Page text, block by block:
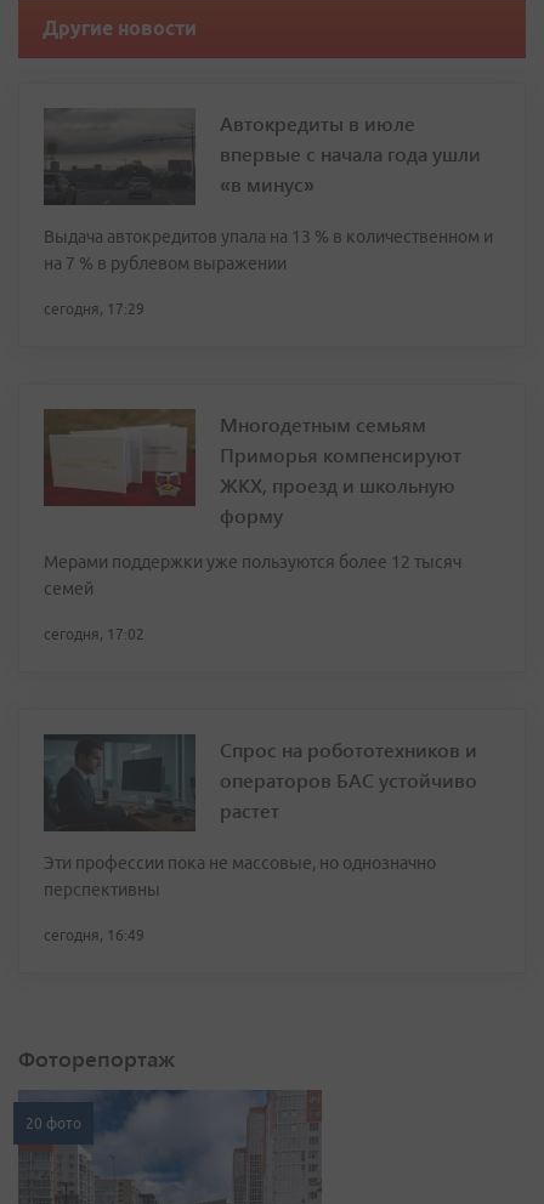
Другие новости
Автокредиты в июле
впервые с начала года ушли
«в минус»
Выдача автокредитов упала на 13 % в количественном и
на 7 % в рублевом выражении
сегодня, 17:29
Многодетным семьям
Приморья компенсируют
ЖКХ, проезд и школьную
форму
Мерами поддержки уже пользуются более 12 тысяч
семей
сегодня, 17:02
Спрос на робототехников и
операторов БАС устойчиво
растет
Эти профессии пока не массовые, но однозначно
перспективны
сегодня, 16:49
Фоторепортаж
20 фото